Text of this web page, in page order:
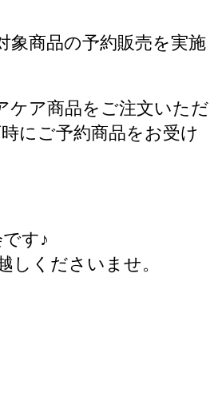
象商品の予約販売を実施
ケア商品をご注文いただ
にご予約商品をお受け
す♪
しくださいませ。